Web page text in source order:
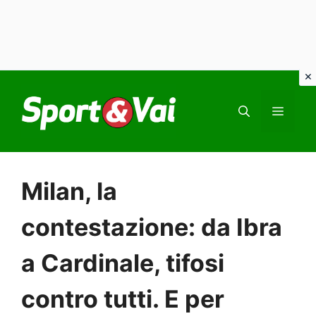
contenuto
Milan, la
contestazione: da Ibra
a Cardinale, tifosi
contro tutti. E per